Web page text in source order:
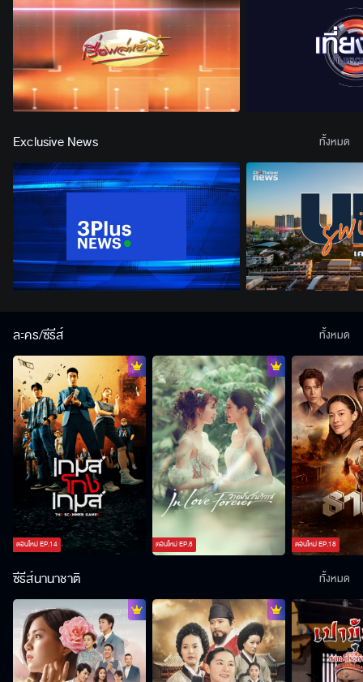
Exclusive News ทั้งหมด
ละคร/ซีรีส์
ตอนใหม่EP.14 ตอนใหม่EP.8 ตอนใหม่EP.18
ทั้งหมด
ซีรีส์นานาชาติ ทั้งหมด